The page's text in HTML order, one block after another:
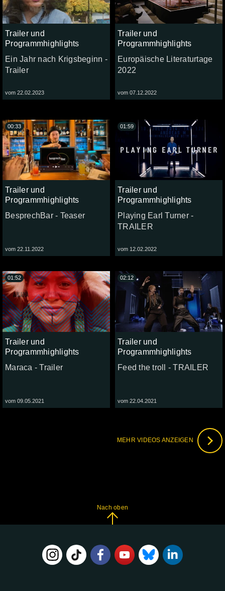
Trailer und
Programmhighlights
Ein Jahr nach Krigsbeginn -
Trailer
vom 22.02.2023
Trailer und
Programmhighlights
Europäische Literaturtage
2022
vom 07.12.2022
Trailer und
Programmhighlights
BesprechBar - Teaser
vom 22.11.2022
00:33
Trailer und
Programmhighlights
Playing Earl Turner -
TRAILER
vom 12.02.2022
01:59
Trailer und
Programmhighlights
Maraca - Trailer
vom 09.05.2021
01:52
Trailer und
Programmhighlights
Feed the troll - TRAILER
vom 22.04.2021
02:12
MEHR VIDEOS ANZEIGEN
Nach oben